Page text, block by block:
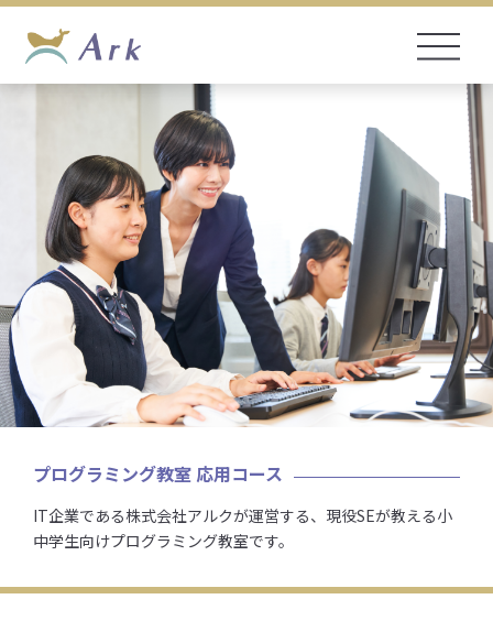
プログラミング教室 応用コース
IT企業である株式会社アルクが運営する、現役SEが教える小
中学生向けプログラミング教室です。